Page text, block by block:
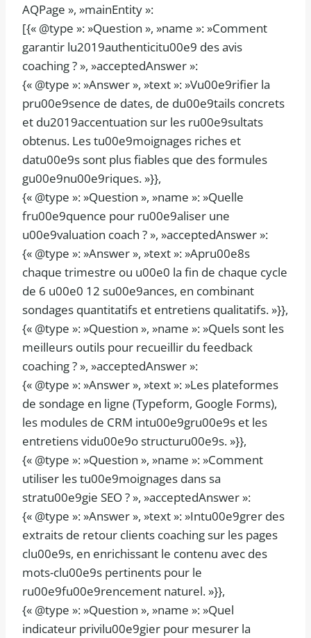
AQPage », »mainEntity »:
[{« @type »: »Question », »name »: »Comment
garantir lu2019authenticitu00e9 des avis
coaching ? », »acceptedAnswer »:
{« @type »: »Answer », »text »: »Vu00e9rifier la
pru00e9sence de dates, de du00e9tails concrets
et du2019accentuation sur les ru00e9sultats
obtenus. Les tu00e9moignages riches et
datu00e9s sont plus fiables que des formules
gu00e9nu00e9riques. »}},
{« @type »: »Question », »name »: »Quelle
fru00e9quence pour ru00e9aliser une
u00e9valuation coach ? », »acceptedAnswer »:
{« @type »: »Answer », »text »: »Apru00e8s
chaque trimestre ou u00e0 la fin de chaque cycle
de 6 u00e0 12 su00e9ances, en combinant
sondages quantitatifs et entretiens qualitatifs. »}},
{« @type »: »Question », »name »: »Quels sont les
meilleurs outils pour recueillir du feedback
coaching ? », »acceptedAnswer »:
{« @type »: »Answer », »text »: »Les plateformes
de sondage en ligne (Typeform, Google Forms),
les modules de CRM intu00e9gru00e9s et les
entretiens vidu00e9o structuru00e9s. »}},
{« @type »: »Question », »name »: »Comment
utiliser les tu00e9moignages dans sa
stratu00e9gie SEO ? », »acceptedAnswer »:
{« @type »: »Answer », »text »: »Intu00e9grer des
extraits de retour clients coaching sur les pages
clu00e9s, en enrichissant le contenu avec des
mots-clu00e9s pertinents pour le
ru00e9fu00e9rencement naturel. »}},
{« @type »: »Question », »name »: »Quel
indicateur privilu00e9gier pour mesurer la